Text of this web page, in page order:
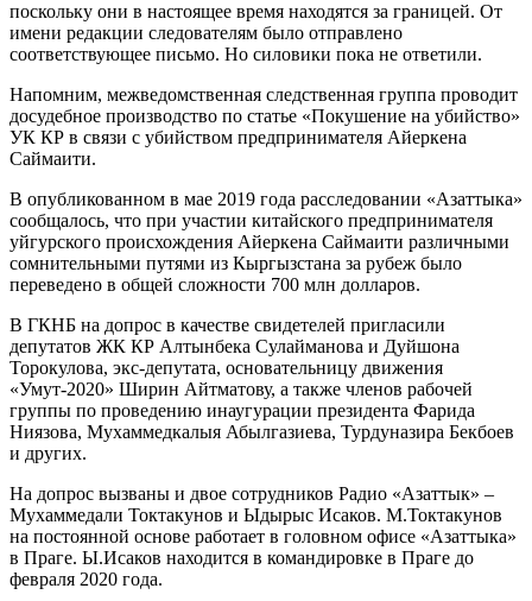
поскольку они в настоящее время находятся за границей. От
имени редакции следователям было отправлено
соответствующее письмо. Но силовики пока не ответили.
Напомним, межведомственная следственная группа проводит
досудебное производство по статье «Покушение на убийство»
УК КР в связи с убийством предпринимателя Айеркена
Саймаити.
В опубликованном в мае 2019 года расследовании «Азаттыка»
сообщалось, что при участии китайского предпринимателя
уйгурского происхождения Айеркена Саймаити различными
сомнительными путями из Кыргызстана за рубеж было
переведено в общей сложности 700 млн долларов.
В ГКНБ на допрос в качестве свидетелей пригласили
депутатов ЖК КР Алтынбека Сулайманова и Дуйшона
Торокулова, экс-депутата, основательницу движения
«Умут-2020» Ширин Айтматову, а также членов рабочей
группы по проведению инаугурации президента Фарида
Ниязова, Мухаммедкалыя Абылгазиева, Турдуназира Бекбоев
и других.
На допрос вызваны и двое сотрудников Радио «Азаттык» –
Мухаммедали Токтакунов и Ыдырыс Исаков. М.Токтакунов
на постоянной основе работает в головном офисе «Азаттыка»
в Праге. Ы.Исаков находится в командировке в Праге до
февраля 2020 года.